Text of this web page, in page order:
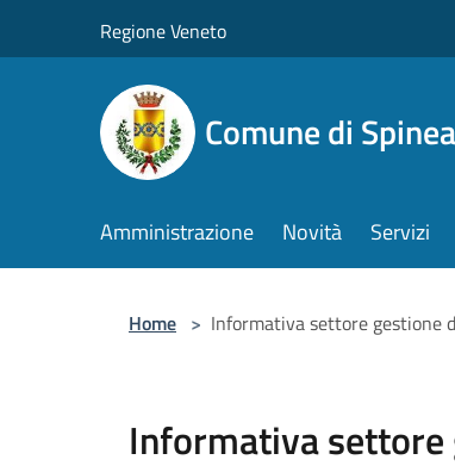
Regione Veneto
Comune di Spinea
Amministrazione Novità Servizi
Home > Informativa settore gestione
Informativa